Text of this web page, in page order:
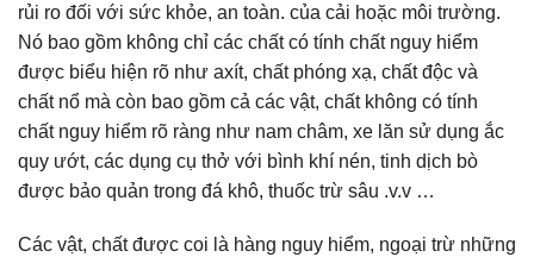
rủi ro đối với sức khỏe, an toàn. của cải hoặc môi trường.
Nó bao gồm không chỉ các chất có tính chất nguy hiểm
được biểu hiện rõ như axít, chất phóng xạ, chất độc và
chất nổ mà còn bao gồm cả các vật, chất không có tính
chất nguy hiểm rõ ràng như nam châm, xe lăn sử dụng ắc
quy ướt, các dụng cụ thở với bình khí nén, tinh dịch bò
được bảo quản trong đá khô, thuốc trừ sâu .v.v …
Các vật, chất được coi là hàng nguy hiểm, ngoại trừ những